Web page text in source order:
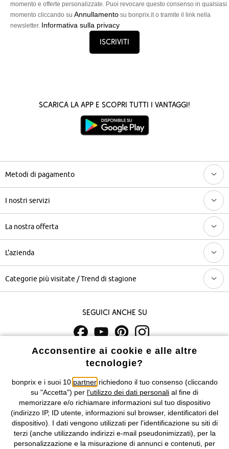
momento e offerte personalizzate. Puoi revocare questo consenso in qualsiasi
momento cliccando su Annullamento su bonprix.it o tramite il link nella
newsletter. Informativa sulla privacy
Iscriviti
Scarica la App e scopri tutti i vantaggi!
Metodi di pagamento
I nostri servizi
La nostra offerta
L'azienda
Categorie più visitate / Trend di stagione
Seguici anche su
I prezzi sono IVA inclusa. Non includonole spese di spedizione e i
costi di servizio.
Condizioni di vendita Accessibilità
Informativa privacy e cookie Gestione dei cookie
Informazioni legali Diritto di recesso
Acconsentire ai cookie e alle altre
tecnologie?
bonprix e i suoi 10 partnerrichiedono il tuo consenso (cliccando
su "Accetta") per l'utilizzo dei dati personali al fine di
memorizzare e/o richiamare informazioni sul tuo dispositivo
(indirizzo IP, ID utente, informazioni sul browser, identificatori del
dispositivo). I dati vengono utilizzati per l'identificazione su siti di
terzi (anche utilizzando indirizzi e-mail pseudonimizzati), per la
personalizzazione e la misurazione di annunci e contenuti, per